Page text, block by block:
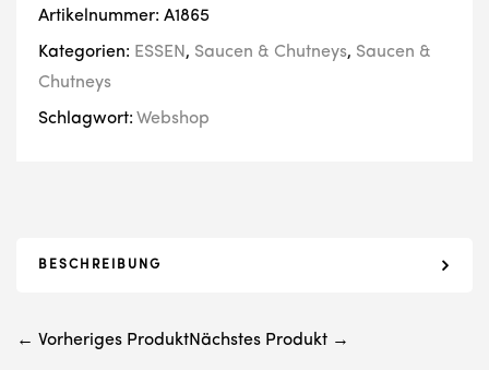
Artikelnummer: A1865
Kategorien: ESSEN , Saucen & Chutneys, Saucen &
Chutneys
Schlagwort: Webshop
BESCHREIBUNG
← Vorheriges ProduktNächstes Produkt →